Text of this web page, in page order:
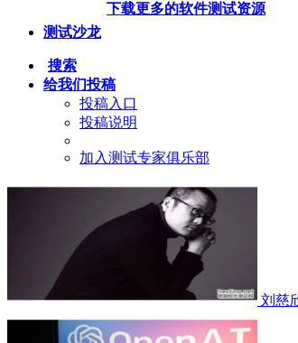
下载更多的软件测试资源
测试沙龙
搜索
给我们投稿
投稿入口
投稿说明
加入测试专家俱乐部
刘慈